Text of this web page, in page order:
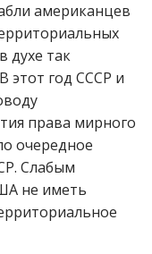
американцев
духе так
этот год СССР и
права мирного
очередное
Слабым
не иметь